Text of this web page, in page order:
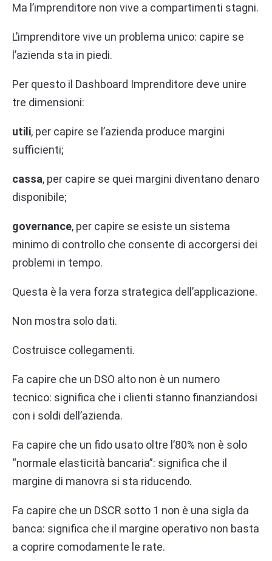
Ma l’imprenditore non vive a compartimenti stagni.
L’imprenditore vive un problema unico: capire se
l’azienda sta in piedi.
Per questo il Dashboard Imprenditore deve unire
tre dimensioni:
utili, per capire se l’azienda produce margini
sufficienti;
cassa, per capire se quei margini diventano denaro
disponibile;
governance, per capire se esiste un sistema
minimo di controllo che consente di accorgersi dei
problemi in tempo.
Questa è la vera forza strategica dell’applicazione.
Non mostra solo dati.
Costruisce collegamenti.
Fa capire che un DSO alto non è un numero
tecnico: significa che i clienti stanno finanziandosi
con i soldi dell’azienda.
Fa capire che un fido usato oltre l’80% non è solo
“normale elasticità bancaria”: significa che il
margine di manovra si sta riducendo.
Fa capire che un DSCR sotto 1 non è una sigla da
banca: significa che il margine operativo non basta
a coprire comodamente le rate.